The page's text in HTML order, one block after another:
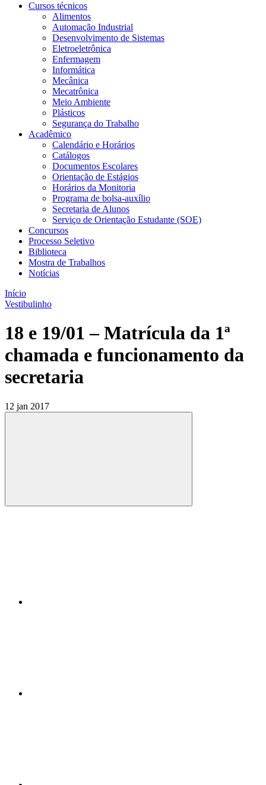
Cursos técnicos
Alimentos
Automação Industrial
Desenvolvimento de Sistemas
Eletroeletrônica
Enfermagem
Informática
Mecânica
Mecatrônica
Meio Ambiente
Plásticos
Segurança do Trabalho
Acadêmico
Calendário e Horários
Catálogos
Documentos Escolares
Orientação de Estágios
Horários da Monitoria
Programa de bolsa-auxílio
Secretaria de Alunos
Serviço de Orientação Estudante (SOE)
Concursos
Processo Seletivo
Biblioteca
Mostra de Trabalhos
Notícias
Início
Vestibulinho
18 e 19/01 – Matrícula da 1ª
chamada e funcionamento da
secretaria
12 jan 2017
Compartilhar